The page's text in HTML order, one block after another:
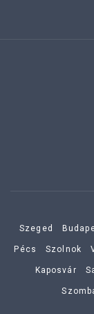
Szeged
Pécs Szolnok
Kaposvár